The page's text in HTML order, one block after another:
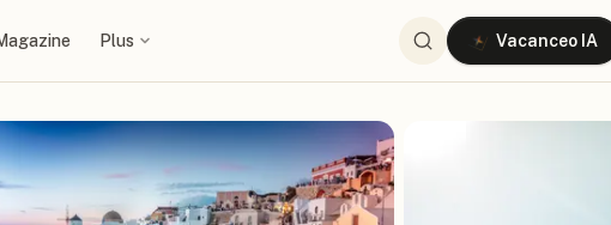
Plus Vacanceo IA